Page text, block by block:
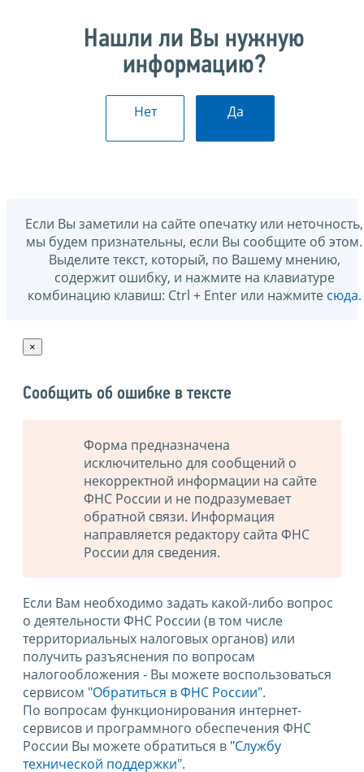
Нашли ли Вы нужную
информацию?
Нет Да
Если Вы заметили на сайте опечатку или неточность,
мы будем признательны, если Вы сообщите об этом.
Выделите текст, который, по Вашему мнению,
содержит ошибку, и нажмите на клавиатуре
комбинацию клавиш: Ctrl + Enter или нажмите сюда.
×
Сообщить об ошибке в тексте
Форма предназначена
исключительно для сообщений о
некорректной информации на сайте
ФНС России и не подразумевает
обратной связи. Информация
направляется редактору сайта ФНС
России для сведения.
Если Вам необходимо задать какой-либо вопрос
о деятельности ФНС России (в том числе
территориальных налоговых органов) или
получить разъяснения по вопросам
налогообложения - Вы можете воспользоваться
сервисом "Обратиться в ФНС России".
По вопросам функционирования интернет-
сервисов и программного обеспечения ФНС
России Вы можете обратиться в "Службу
технической поддержки".